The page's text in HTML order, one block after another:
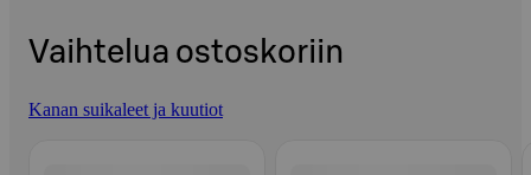
Vaihtelua ostoskoriin
Kanan suikaleet ja kuutiot